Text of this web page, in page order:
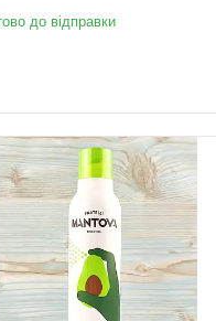
до відправки